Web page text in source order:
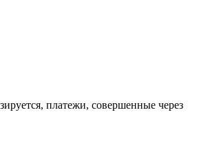
платежи, совершенные через